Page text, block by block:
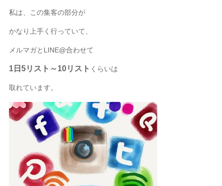
私は、この集客の部分が
かなり上手く行っていて、
メルマガとLINE@合わせて
1日5リスト～10リスト くらいは
取れています。